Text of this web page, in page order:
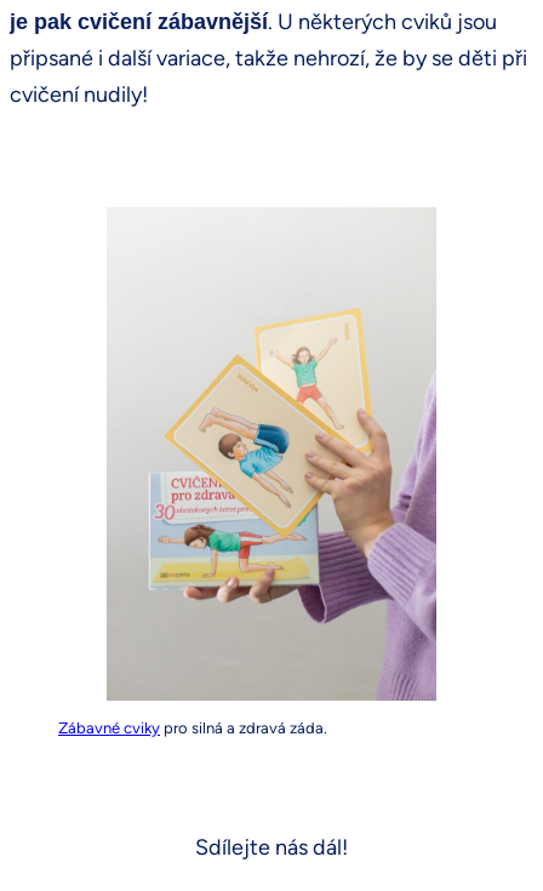
je pak cvičení zábavnější. U některých cviků jsou
připsané i další variace, takže nehrozí, že by se děti při
cvičení nudily!
Zábavné cviky pro silná a zdravá záda.
Sdílejte nás dál!